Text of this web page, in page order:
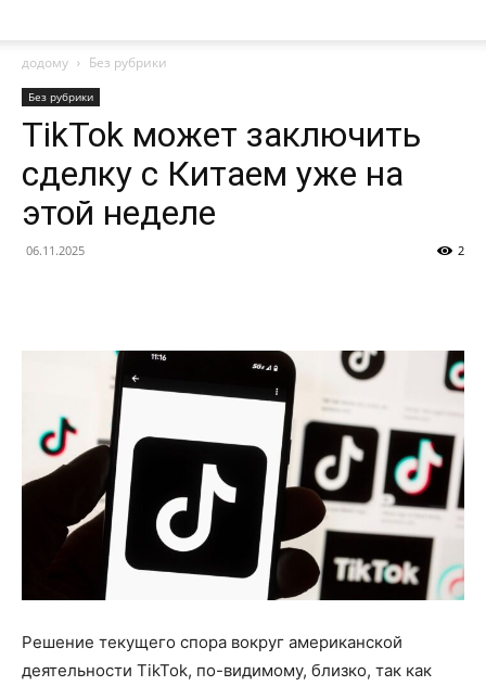
додому
Без рубрики
Без рубрики
TikTok может заключить
сделку с Китаем уже на
этой неделе
06.11.2025 2
Решение текущего спора вокруг американской
деятельности TikTok, по-видимому, близко, так как